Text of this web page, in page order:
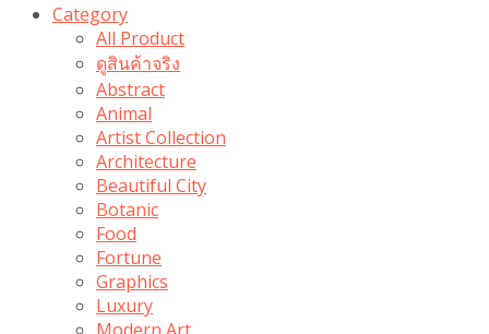
Category
All Product
ดูสินค้าจริง
Abstract
Animal
Artist Collection
Architecture
Beautiful City
Botanic
Food
Fortune
Graphics
Luxury
Modern Art